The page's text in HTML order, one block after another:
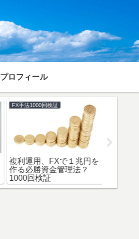
プロフィール
FX手法1000回検証
複利運用、FXで１兆円を
作る必勝資金管理法？
1000回検証